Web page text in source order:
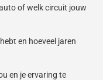
of welk circuit jouw
en hoeveel jaren
en je ervaring te